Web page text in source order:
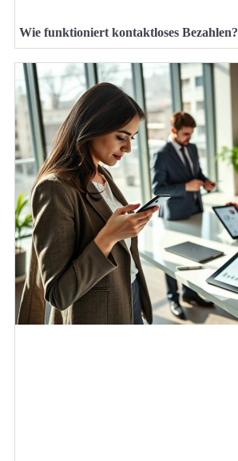
Wie funktioniert kontaktloses Bezahlen?